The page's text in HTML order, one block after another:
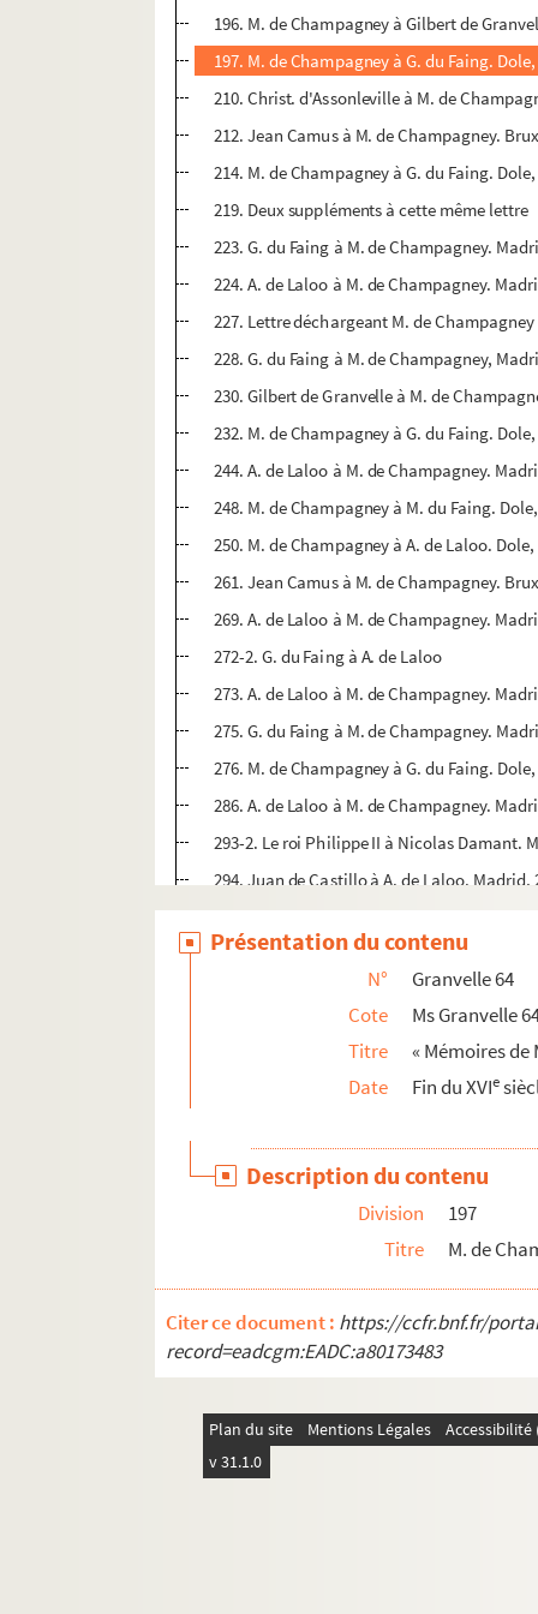
196. M. de Champagney à Gilbert de
197. M. de Champagney à G. du Faing.
210. Christ. d'Assonleville à M. de
212. Jean Camus à M. de Champagney.
214. M. de Champagney à G. du Faing.
219. Deux suppléments à cette même lettre
223. G. du Faing à M. de Champagney.
224. A. de Laloo à M. de Champagney.
227. Lettre déchargeant M. de
228. G. du Faing à M. de Champagney,
230. Gilbert de Granvelle à M. de
232. M. de Champagney à G. du Faing.
244. A. de Laloo à M. de Champagney.
248. M. de Champagney à M. du Faing.
250. M. de Champagney à A. de Laloo.
261. Jean Camus à M. de Champagney.
269. A. de Laloo à M. de Champagney.
272-2. G. du Faing à A. de Laloo
273. A. de Laloo à M. de Champagney.
275. G. du Faing à M. de Champagney.
276. M. de Champagney à G. du Faing.
286. A. de Laloo à M. de Champagney.
293-2. Le roi Philippe II à Nicolas Damant.
294. Juan de Castillo à A. de Laloo. Madrid,
296. A. de Laloo à M. de Champagney.
297. G. du Faing à M. de Champagney.
299. Le comte de Cantecroy à M. de
304. Henri de Varicq à M. de Champagney.
Ms Granvelle 67. « Mémoires de M. de
Ms Granvelle 68. « Mémoires de M. de
Ms Granvelle 69. Champagney. Tome VII.
Ms Granvelle 70. « Lettres et papiers de
Ms Granvelle 71. « Lettres et papiers des
Ms Granvelle 72. « Lettres et papiers des
Ms Granvelle 73. « Lettres et papiers des
Ms Granvelle 74. « Lettres et papiers des
Ms Granvelle 75. « Lettres et papiers des
Ms Granvelle 76. « Lettres de Joachim
Présentation du contenu
N°
Granvelle 64
Cote
Ms Granvelle
Titre
« Mémoires de
Date
Fin du XVIe
Description du contenu
Division
197
Titre
M. de
Citer ce document : https://ccfr.bnf.fr/
record=eadcgm:EADC:a80173483
Plan du site Mentions Légales
v 31.1.0